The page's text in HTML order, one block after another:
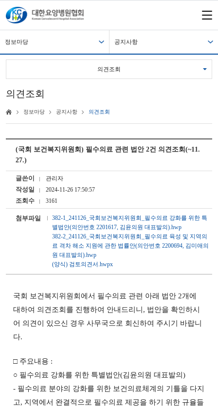
정보마당 공지사항
의견조회
의견조회
정보마당 공지사항 의견조회
(국회 보건복지위원회) 필수의료 관련 법안 2건 의견조회(~11.
27.)
글쓴이 관리자
작성일 2024-11-26 17:50:57
조회수 3161
첨부파일
382-1_241126_국회보건복지위원회_필수의료 강화를 위한 특
별법안(의안번호 2201617, 김윤의원 대표발의).hwp
382-2_241126_국회보건복지위원회_필수의료 육성 및 지역의
료 격차 해소 지원에 관한 법률안(의안번호 2200694, 김미애의
원 대표발의).hwp
(양식) 검토의견서.hwpx
국회 보건복지위원회에서 필수의료 관련 아래 법안 2개에
대하여 의견조회를 진행하여 안내드리니, 법안을 확인하시
어 의견이 있으신 경우 사무국으로 회신하여 주시기 바랍니
다.
□ 주요내용 :
○ 필수의료 강화를 위한 특별법안(김윤의원 대표발의)
- 필수의료 분야의 강화를 위한 보건의료체계의 기틀을 다지
고, 지역에서 완결적으로 필수의료 제공을 하기 위한 규율들